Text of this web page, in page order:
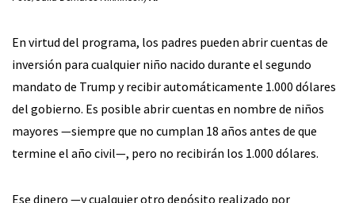
En virtud del programa, los padres pueden abrir cuentas de
inversión para cualquier niño nacido durante el segundo
mandato de Trump y recibir automáticamente 1.000 dólares
del gobierno. Es posible abrir cuentas en nombre de niños
mayores —siempre que no cumplan 18 años antes de que
termine el año civil—, pero no recibirán los 1.000 dólares.
Ese dinero —y cualquier otro depósito realizado por